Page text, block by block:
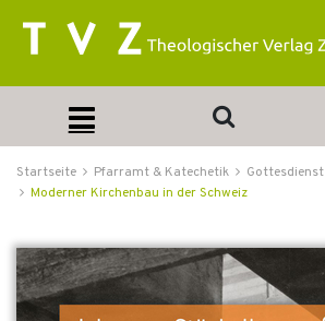
Startseite Pfarramt & Katechetik Gottesdienst
Moderner Kirchenbau in der Schweiz